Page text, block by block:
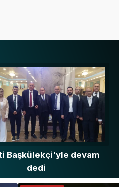
Başkülekçi'yle devam
dedi